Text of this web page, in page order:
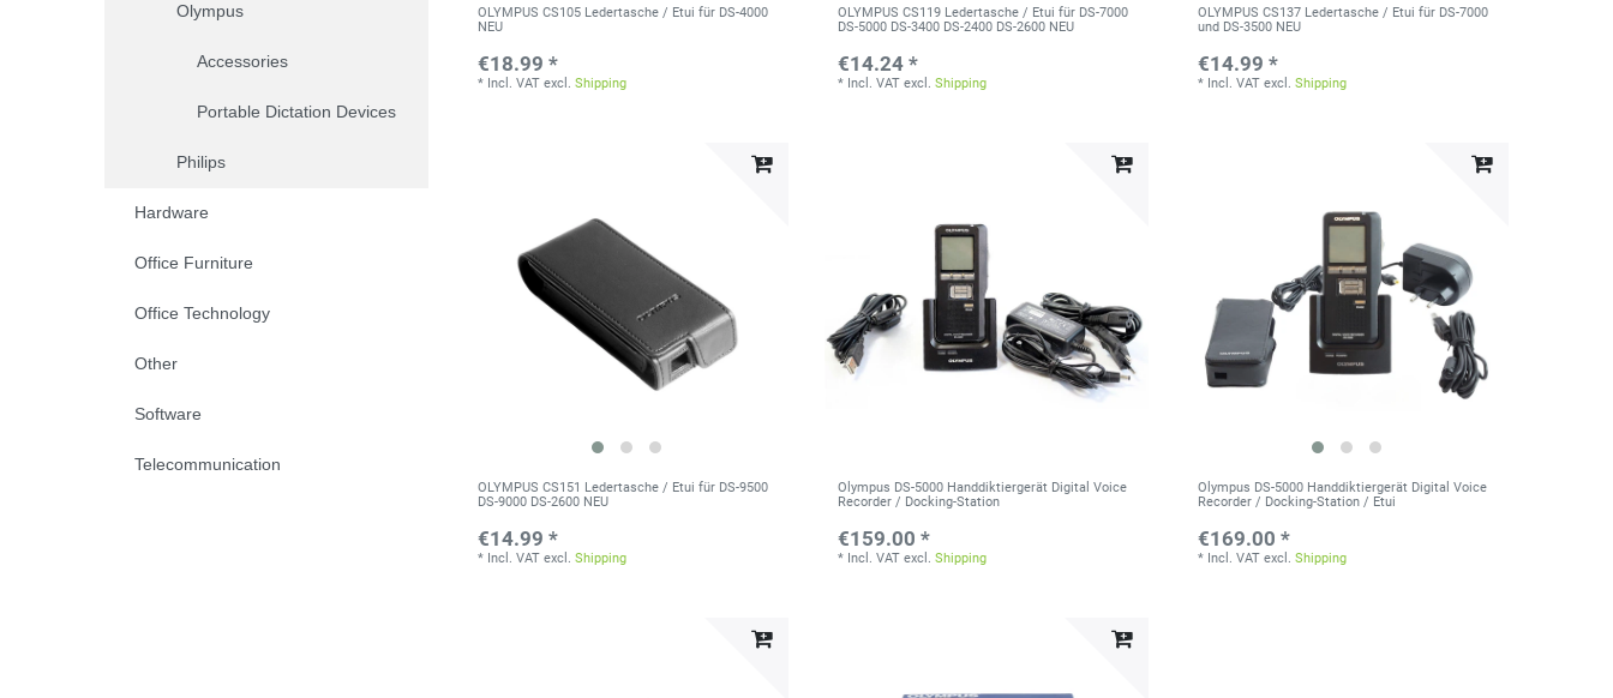
Olympus
Accessories
Portable Dictation Devices
Philips
Hardware
Office Furniture
Office Technology
Other
Software
Telecommunication
OLYMPUS CS105 Ledertasche / Etui für DS-4000
NEU
€18.99 *
* Incl. VAT excl.Shipping
OLYMPUS CS119 Ledertasche / Etui für DS-7000
DS-5000 DS-3400 DS-2400 DS-2600 NEU
€14.24 *
* Incl. VAT excl.Shipping
OLYMPUS CS137 Ledertasche / Etui für DS-7000
und DS-3500 NEU
€14.99 *
* Incl. VAT excl.Shipping
OLYMPUS CS151 Ledertasche / Etui für DS-9500
DS-9000 DS-2600 NEU
€14.99 *
* Incl. VAT excl.Shipping
Olympus DS-5000 Handdiktiergerät Digital Voice
Recorder / Docking-Station
€159.00 *
* Incl. VAT excl.Shipping
Olympus DS-5000 Handdiktiergerät Digital Voice
Recorder / Docking-Station / Etui
€169.00 *
* Incl. VAT excl.Shipping